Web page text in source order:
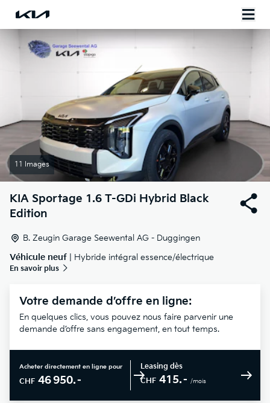
11 Images
KIA Sportage 1.6 T-GDi Hybrid Black
Edition
B. Zeugin Garage Seewental AG - Duggingen
Véhicule neuf | Hybride intégral essence/électrique
En savoir plus
Votre demande d’offre en ligne:
En quelques clics, vous pouvez nous faire parvenir une
demande d’offre sans engagement, en tout temps.
Acheter directement en ligne pour
CHF 46 950.–
Leasing dès
CHF 415.– /mois